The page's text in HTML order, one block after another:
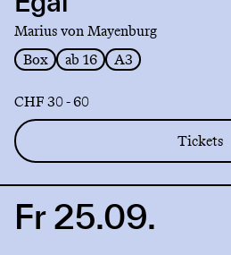
Marius von Mayenburg
Box
ab 16 A3
CHF 30 - 60
Tickets
LinkFr 25.09.